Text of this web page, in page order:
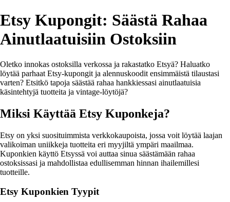
Etsy Kupongit: Säästä Rahaa
Ainutlaatuisiin Ostoksiin
Oletko innokas ostoksilla verkossa ja rakastatko Etsyä? Haluatko
löytää parhaat Etsy-kupongit ja alennuskoodit ensimmäistä tilaustasi
varten? Etsitkö tapoja säästää rahaa hankkiessasi ainutlaatuisia
käsintehtyjä tuotteita ja vintage-löytöjä?
Miksi Käyttää Etsy Kuponkeja?
Etsy on yksi suosituimmista verkkokaupoista, jossa voit löytää laajan
valikoiman uniikkeja tuotteita eri myyjiltä ympäri maailmaa.
Kuponkien käyttö Etsyssä voi auttaa sinua säästämään rahaa
ostoksissasi ja mahdollistaa edullisemman hinnan ihailemillesi
tuotteille.
Etsy Kuponkien Tyypit